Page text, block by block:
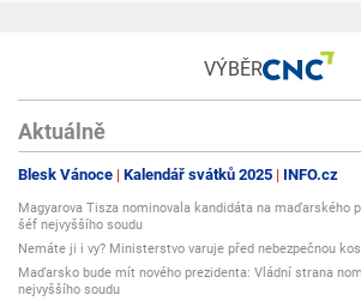
VÝBĚR
Aktuálně
Blesk Vánoce Kalendář svátků 2025 INFO.cz
Magyarova Tisza nominovala kandidáta na maďarského
šéf nejvyššího soudu
Nemáte ji i vy? Ministerstvo varuje před nebezpečnou
Maďarsko bude mít nového prezidenta: Vládní strana
nejvyššího soudu